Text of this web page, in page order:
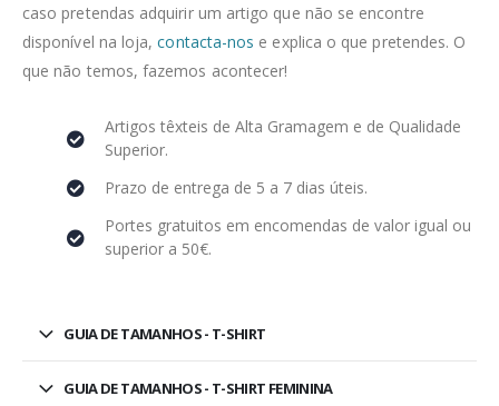
caso pretendas adquirir um artigo que não se encontre
disponível na loja,contacta-nos e explica o que pretendes. O
que não temos, fazemos acontecer!
Artigos têxteis de Alta Gramagem e de Qualidade
Superior.
Prazo de entrega de 5 a 7 dias úteis.
Portes gratuitos em encomendas de valor igual ou
superior a 50€.
GUIA DE TAMANHOS - T-SHIRT
GUIA DE TAMANHOS - T-SHIRT FEMININA